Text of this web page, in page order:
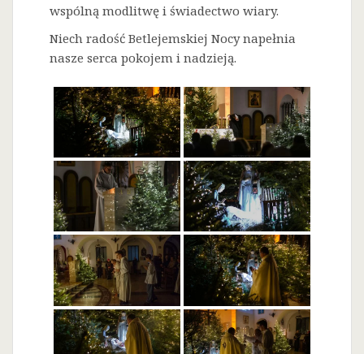
wspólną modlitwę i świadectwo wiary.
Niech radość Betlejemskiej Nocy napełnia
nasze serca pokojem i nadzieją.